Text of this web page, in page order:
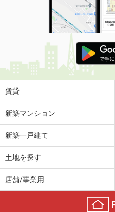
賃貸
新築マンション
新築一戸建て
土地を探す
店舗/事業用